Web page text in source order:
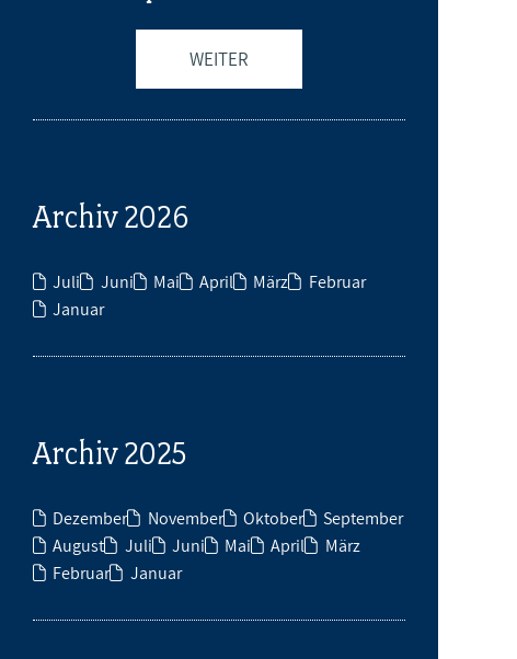
WEITER
Archiv 2026
Juli Juni Mai April März
Februar
Januar
Archiv 2025
Dezember November Oktober
September
August
Juli Juni Mai April
März
Februar
Januar